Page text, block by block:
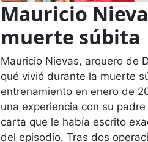
Mauricio
muerte súbita
Mauricio Nievas, arquero de
qué vivió durante la muerte
entrenamiento en enero de
una experiencia con su
carta que le había escrito
del episodio. Tras dos